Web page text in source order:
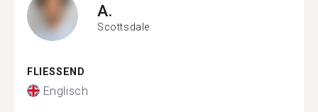
A.
Scottsdale
FLIESSEND
Englisch